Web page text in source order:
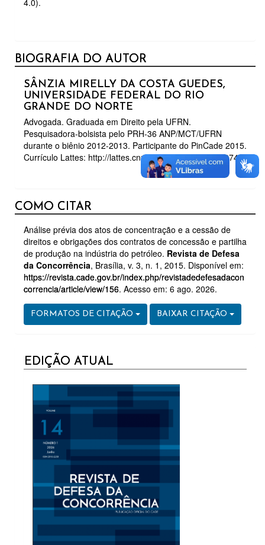
4.0).
BIOGRAFIA DO AUTOR
SÂNZIA MIRELLY DA COSTA GUEDES,
UNIVERSIDADE FEDERAL DO RIO
GRANDE DO NORTE
Advogada. Graduada em Direito pela UFRN.
Pesquisadora-bolsista pelo PRH-36 ANP/MCT/UFRN
durante o biênio 2012-2013. Participante do PinCade 2015.
Currículo Lattes: http://lattes.cnpq.br/1475856842630274.
COMO CITAR
Análise prévia dos atos de concentração e a cessão de
direitos e obrigações dos contratos de concessão e partilha
de produção na indústria do petróleo. Revista de Defesa
da Concorrência, Brasília, v. 3, n. 1, 2015. Disponível em:
https://revista.cade.gov.br/index.php/revistadedefesadacon
correncia/article/view/156. Acesso em: 6 ago. 2026.
FORMATOS DE CITAÇÃO BAIXAR CITAÇÃO
CURRENT
EDIÇÃO ATUAL